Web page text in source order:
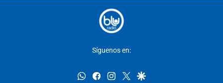
Síguenos en:
whatsappfacebookinstagram
twittergoogle